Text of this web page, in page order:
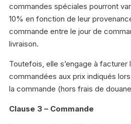
commandes spéciales pourront
10% en fonction de leur
commande entre le jour de
livraison.
Toutefois, elle s’engage à facturer
commandées aux prix indiqués
la commande (hors frais de
Clause 3 – Commande